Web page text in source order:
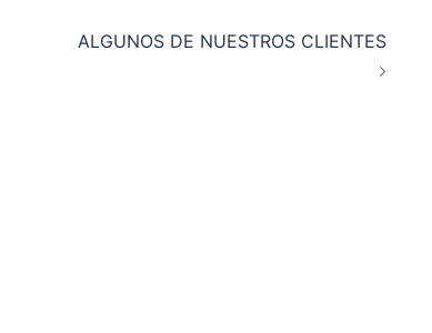
ALGUNOS DE NUESTROS CLIENTES